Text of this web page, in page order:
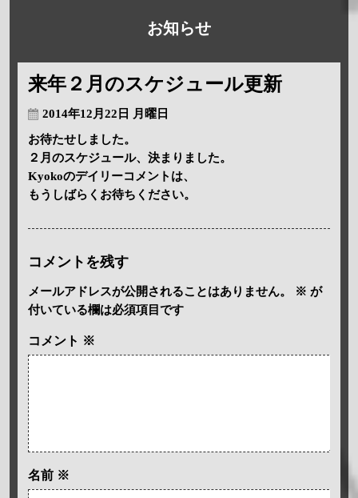
お知らせ
来年２月のスケジュール更新
2014年12月22日 月曜日
お待たせしました。
２月のスケジュール、決まりました。
Kyokoのデイリーコメントは、
もうしばらくお待ちください。
コメントを残す
メールアドレスが公開されることはありません。 ※ が
付いている欄は必須項目です
コメント ※
名前 ※